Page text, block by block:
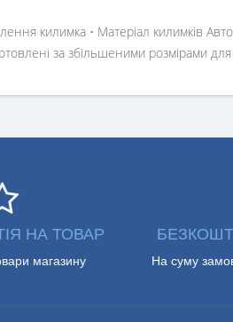
килимка • Матеріал килимків
за збільшеними розмірами
НА ТОВАР
магазину На суму